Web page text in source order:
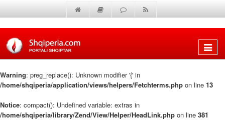
Shfaq
Warning: preg_replace(): Unknown modifier '{' in
/home/shqiperia/application/views/helpers/Fetchterms.php on line 13
Notice: compact(): Undefined variable: extras in
/home/shqiperia/library/Zend/View/Helper/HeadLink.php on line 381